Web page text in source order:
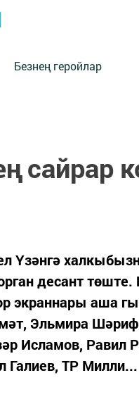
Безнең геройлар
сайрар
Үзәнгә
десант төште.
экраннары аша
Эльмира
Исламов, Равил
Галиев, ТР Милли...